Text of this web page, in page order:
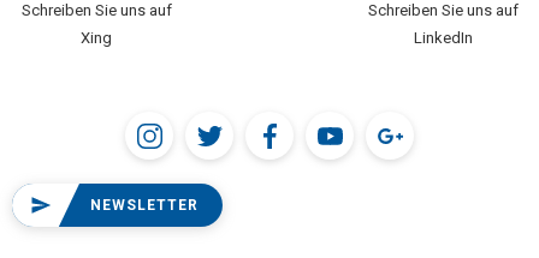
Schreiben Sie uns auf
Xing
Schreiben Sie uns auf
LinkedIn
NEWSLETTER